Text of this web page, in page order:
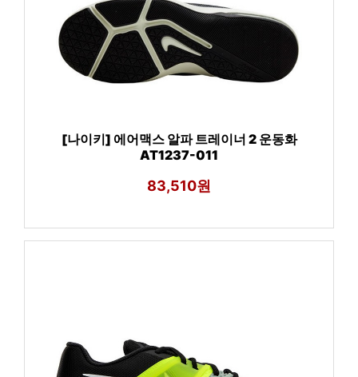
[나이키] 에어맥스 알파 트레이너 2 운동화
AT1237-011
83,510원